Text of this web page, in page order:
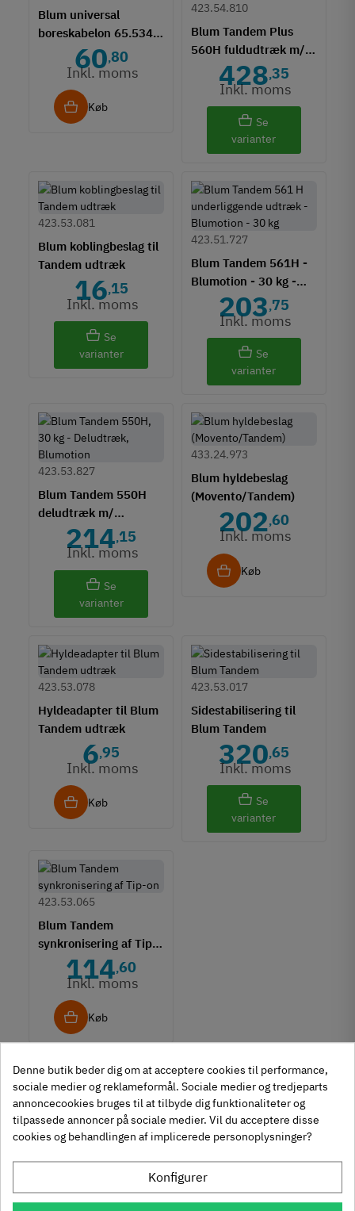
Blum universal
boreskabelon 65.534-
60,80
Inkl. moms
Køb
Blum Tandem Plus
560H fuldudtræk m/
Blumotion - 30 kg
423.54.810
428,35
Inkl. moms
Se
varianter
Blum koblingbeslag til
Tandem udtræk
423.53.081
16,15
Inkl. moms
Se
varianter
Blum Tandem 561H -
Blumotion - 30 kg -
Tap montage
423.51.727
203,75
Inkl. moms
Se
varianter
Blum Tandem 550H
deludtræk m/
Blumotion - 30 kg
423.53.827
214,15
Inkl. moms
Se
varianter
Blum hyldebeslag
(Movento/Tandem)
433.24.973
202,60
Inkl. moms
Køb
Hyldeadapter til Blum
Tandem udtræk
423.53.078
6,95
Inkl. moms
Køb
Sidestabilisering til
Blum Tandem
423.53.017
320,65
Inkl. moms
Se
varianter
Blum Tandem
synkronisering af Tip-
423.53.065
114,60
Inkl. moms
Køb
Hvad er fordelene ved Blum Tandem?
udtræk som monteres under skuffen, så det ikke kan ses,
hvilket giver et enkelt og lækket udtryk til skuffen. Udover
Denne butik beder dig om at acceptere cookies til performance,
sociale medier og reklameformål. Sociale medier og tredjeparts
annoncecookies bruges til at tilbyde dig funktionaliteter og
tilpassede annoncer på sociale medier. Vil du acceptere disse
cookies og behandlingen af implicerede personoplysninger?
Konfigurer
FILTER